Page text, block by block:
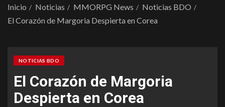
Inicio Noticias MMORPG News
Noticias BDO
El Corazón de Margoria Despierta en Corea
NOTICIAS BDO
El Corazón de Margoria
Despierta en Corea